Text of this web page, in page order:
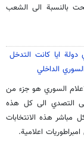
بالنسبة الى الشعب
دولة ايا كانت التدخل
الداخلي
السوري هو جزء من
التصدي الى كل هذه
مباشر هذه الانتخابات
اعلامية.